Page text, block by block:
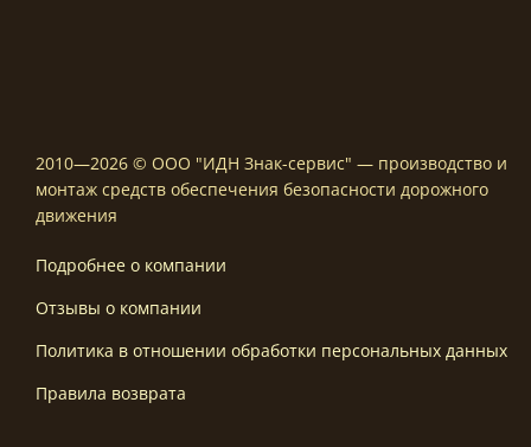
2010—2026 © ООО "ИДН Знак-сервис" — производство и
монтаж средств обеспечения безопасности дорожного
движения
Подробнее о компании
Отзывы о компании
Политика в отношении обработки персональных данных
Правила возврата